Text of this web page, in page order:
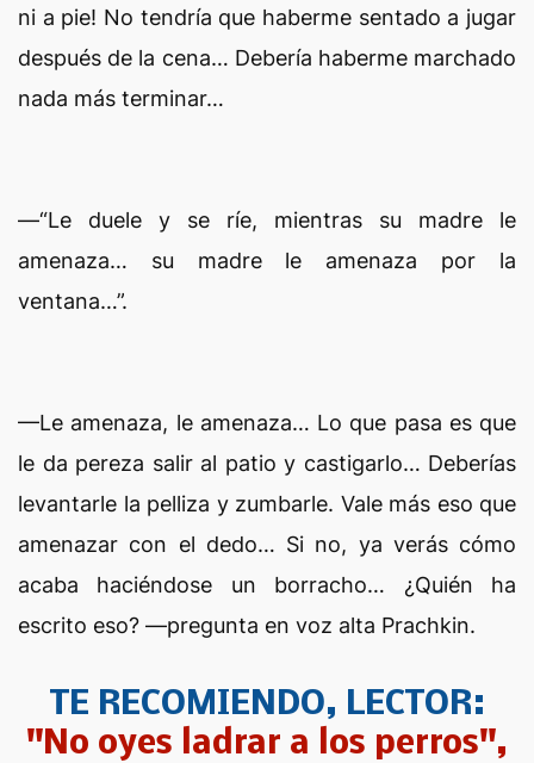
ni a pie! No tendría que haberme sentado a jugar
después de la cena… Debería haberme marchado
nada más terminar…
—“Le duele y se ríe, mientras su madre le
amenaza… su madre le amenaza por la
ventana…”.
—Le amenaza, le amenaza… Lo que pasa es que
le da pereza salir al patio y castigarlo… Deberías
levantarle la pelliza y zumbarle. Vale más eso que
amenazar con el dedo… Si no, ya verás cómo
acaba haciéndose un borracho… ¿Quién ha
escrito eso? —pregunta en voz alta Prachkin.
TE RECOMIENDO, LECTOR:
"No oyes ladrar a los perros",